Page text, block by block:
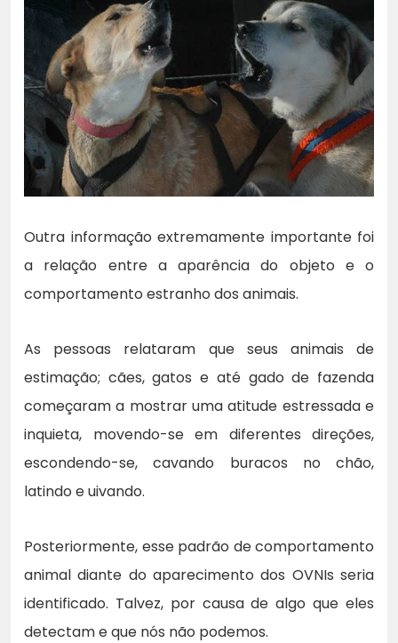
Outra informação extremamente importante foi
a relação entre a aparência do objeto e o
comportamento estranho dos animais.
As pessoas relataram que seus animais de
estimação; cães, gatos e até gado de fazenda
começaram a mostrar uma atitude estressada e
inquieta, movendo-se em diferentes direções,
escondendo-se, cavando buracos no chão,
latindo e uivando.
Posteriormente, esse padrão de comportamento
animal diante do aparecimento dos OVNIs seria
identificado. Talvez, por causa de algo que eles
detectam e que nós não podemos.